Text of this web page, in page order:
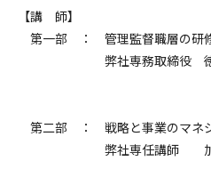
【講 師】
第一部 ： 管理監督職層の研
弊社専務取締役 徳
第二部 ： 戦略と事業のマネ
弊社専任講師 加